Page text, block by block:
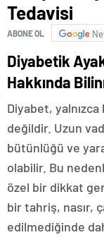
Tedavisi
ABONE OL
Diyabetik
Hakkında
Diyabet, yalnızca
değildir. Uzun
bütünlüğü ve
olabilir. Bu
özel bir dikkat
bir tahriş, nasır,
edilmediğinde